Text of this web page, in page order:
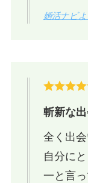
婚活ナビ
斬新な
全く出
自分に
一と言